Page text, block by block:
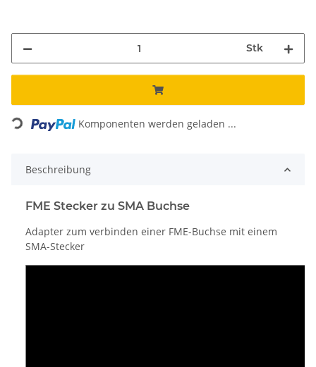
Stk
Loading... Komponenten werden geladen ...
Beschreibung
FME Stecker zu SMA Buchse
Adapter zum verbinden einer FME-Buchse mit einem
SMA-Stecker